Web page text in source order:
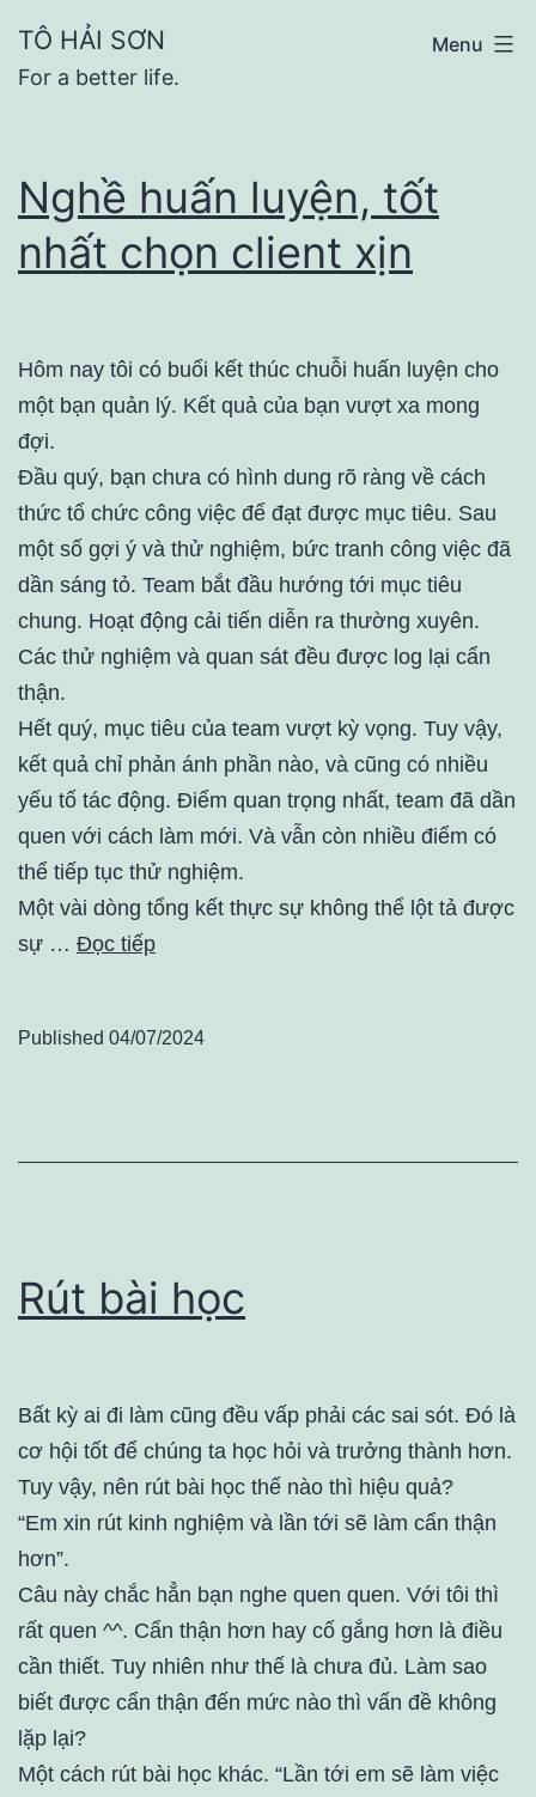
content
TÔ HẢI SƠN
For a better life.
Menu
Nghề huấn luyện, tốt
nhất chọn client xịn
Hôm nay tôi có buổi kết thúc chuỗi huấn luyện cho
một bạn quản lý. Kết quả của bạn vượt xa mong
đợi.
Đầu quý, bạn chưa có hình dung rõ ràng về cách
thức tổ chức công việc để đạt được mục tiêu. Sau
một số gợi ý và thử nghiệm, bức tranh công việc đã
dần sáng tỏ. Team bắt đầu hướng tới mục tiêu
chung. Hoạt động cải tiến diễn ra thường xuyên.
Các thử nghiệm và quan sát đều được log lại cẩn
thận.
Hết quý, mục tiêu của team vượt kỳ vọng. Tuy vậy,
kết quả chỉ phản ánh phần nào, và cũng có nhiều
yếu tố tác động. Điểm quan trọng nhất, team đã dần
quen với cách làm mới. Và vẫn còn nhiều điểm có
thể tiếp tục thử nghiệm.
Một vài dòng tổng kết thực sự không thể lột tả được
sự … Đọc tiếp
Published 04/07/2024
Rút bài học
Bất kỳ ai đi làm cũng đều vấp phải các sai sót. Đó là
cơ hội tốt để chúng ta học hỏi và trưởng thành hơn.
Tuy vậy, nên rút bài học thế nào thì hiệu quả?
“Em xin rút kinh nghiệm và lần tới sẽ làm cẩn thận
hơn”.
Câu này chắc hẳn bạn nghe quen quen. Với tôi thì
rất quen ^^. Cẩn thận hơn hay cố gắng hơn là điều
cần thiết. Tuy nhiên như thế là chưa đủ. Làm sao
biết được cẩn thận đến mức nào thì vấn đề không
lặp lại?
Một cách rút bài học khác. “Lần tới em sẽ làm việc